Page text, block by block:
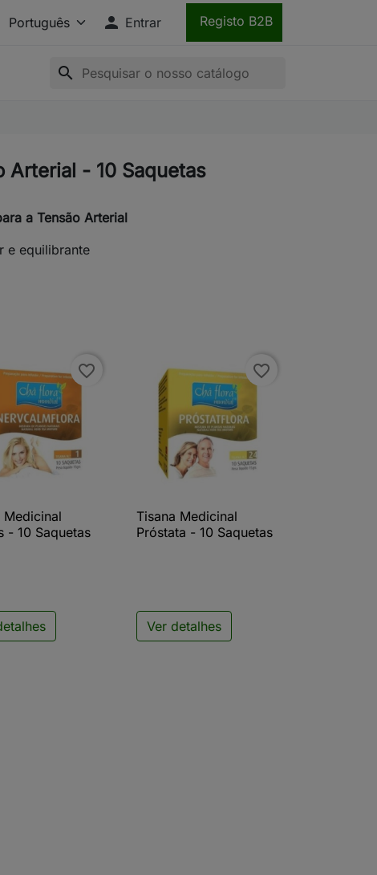
 Entrar Registo B2B
search
Arterial - 10 Saquetas
a Tensão Arterial
e equilibrante
favorite_border
Vista rápida
Medicinal
- 10 Saquetas
favorite_border
 Vista rápida
Tisana Medicinal
Próstata - 10 Saquetas
Ver detalhes